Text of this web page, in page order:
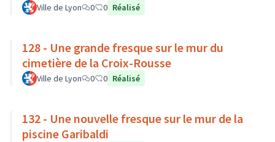
Ville de Lyon 0 0 Réalisé
128 - Une grande fresque sur le mur du
cimetière de la Croix-Rousse
Ville de Lyon 0 0 Réalisé
132 - Une nouvelle fresque sur le mur de la
piscine Garibaldi